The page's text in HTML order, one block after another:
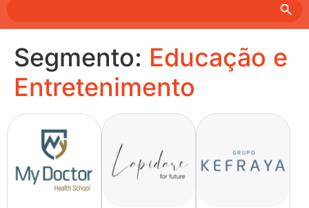
Segmento: Educação e
Entretenimento